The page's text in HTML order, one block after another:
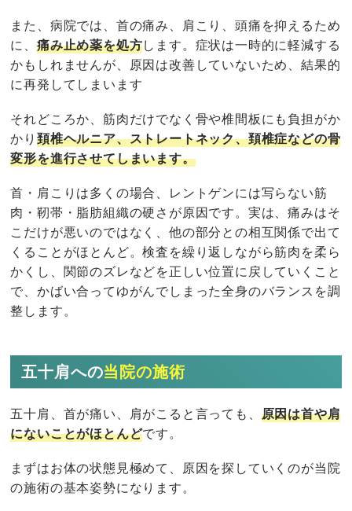
また、病院では、首の痛み、肩こり、頭痛を抑えるため
に、痛み止め薬を処方します。症状は一時的に軽減する
かもしれませんが、原因は改善していないため、結果的
に再発してしまいます
それどころか、筋肉だけでなく骨や椎間板にも負担がか
かり頚椎ヘルニア、ストレートネック、頚椎症などの骨
変形を進行させてしまいます。
首・肩こりは多くの場合、レントゲンには写らない筋
肉・靭帯・脂肪組織の硬さが原因です。実は、痛みはそ
こだけが悪いのではなく、他の部分との相互関係で出て
くることがほとんど。検査を繰り返しながら筋肉を柔ら
かくし、関節のズレなどを正しい位置に戻していくこと
で、かばい合ってゆがんでしまった全身のバランスを調
整します。
五十肩への当院の施術
五十肩、首が痛い、肩がこると言っても、 原因は首や肩
にないことがほとんどです。
まずはお体の状態見極めて、原因を探していくのが当院
の施術の基本姿勢になります。